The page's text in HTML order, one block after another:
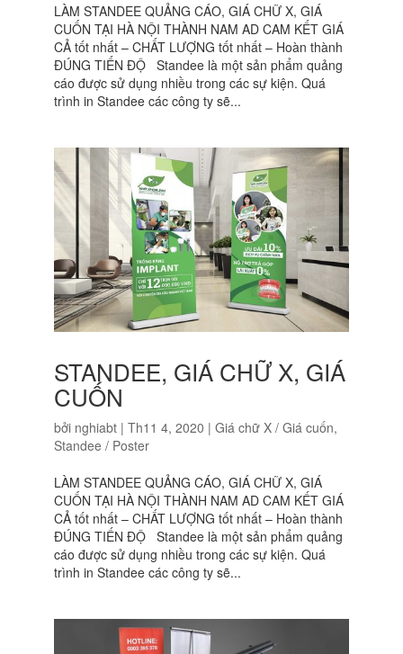
LÀM STANDEE QUẢNG CÁO, GIÁ CHỮ X, GIÁ
CUỐN TẠI HÀ NỘI THÀNH NAM AD CAM KẾT GIÁ
CẢ tốt nhất – CHẤT LƯỢNG tốt nhất – Hoàn thành
ĐÚNG TIẾN ĐỘ Standee là một sản phẩm quảng
cáo được sử dụng nhiều trong các sự kiện. Quá
trình in Standee các công ty sẽ...
STANDEE, GIÁ CHỮ X, GIÁ
CUỐN
bởi nghiabt| Th11 4, 2020 | Giá chữ X / Giá cuốn,
Standee / Poster
LÀM STANDEE QUẢNG CÁO, GIÁ CHỮ X, GIÁ
CUỐN TẠI HÀ NỘI THÀNH NAM AD CAM KẾT GIÁ
CẢ tốt nhất – CHẤT LƯỢNG tốt nhất – Hoàn thành
ĐÚNG TIẾN ĐỘ Standee là một sản phẩm quảng
cáo được sử dụng nhiều trong các sự kiện. Quá
trình in Standee các công ty sẽ...